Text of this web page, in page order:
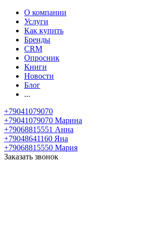
О компании
Услуги
Как купить
Бренды
CRM
Опросник
Книги
Новости
Блог
...
+79041079070
+79041079070 Марина
+79068815551 Анна
+79048641160 Яна
+79068815550 Мария
Заказать звонок